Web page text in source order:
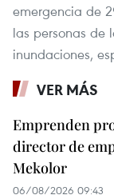
emergencia de
las personas de
inundaciones,
VER MÁS
Emprenden
director de
Mekolor
06/08/2026 09:43